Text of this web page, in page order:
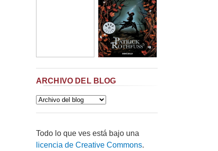
ARCHIVO DEL BLOG
Todo lo que ves está bajo una
licencia de Creative Commons.